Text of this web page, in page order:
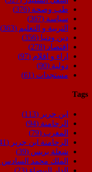
طب وصحة (376)
سياسة (367)
التربية و التعليم (363)
دين ودنيا (356)
اقتصاد (278)
اراء و اقلام (97)
دولية (90)
مستجدات (61)
Tags
ابن جرير (113)
الرحامنة (94)
المغرب (79)
الرحامنة ابن جرير (41)
شعلة بريس (39)
الملك محمد السادس
الدار البيضاء (23)